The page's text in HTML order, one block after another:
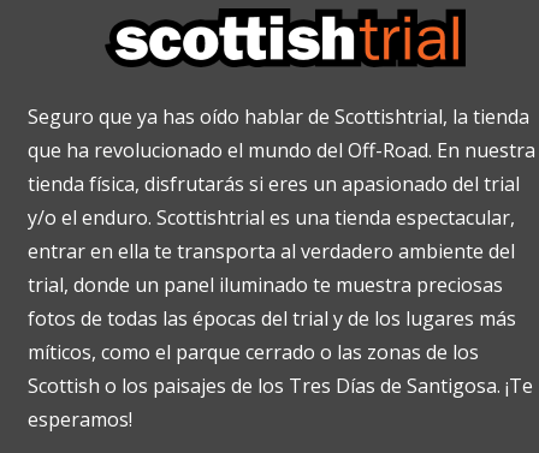
Seguro que ya has oído hablar de Scottishtrial, la tienda
que ha revolucionado el mundo del Off-Road. En nuestra
tienda física, disfrutarás si eres un apasionado del trial
y/o el enduro. Scottishtrial es una tienda espectacular,
entrar en ella te transporta al verdadero ambiente del
trial, donde un panel iluminado te muestra preciosas
fotos de todas las épocas del trial y de los lugares más
míticos, como el parque cerrado o las zonas de los
Scottish o los paisajes de los Tres Días de Santigosa. ¡Te
esperamos!